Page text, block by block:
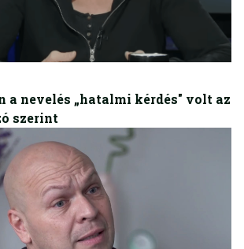
a nevelés „hatalmi kérdés" volt az
szerint